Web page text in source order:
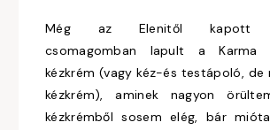
Még az Elenitől kapott
csomagomban lapult a Karma
kézkrém (vagy kéz-és testápoló, de
kézkrém), aminek nagyon
kézkrémből sosem elég, bár